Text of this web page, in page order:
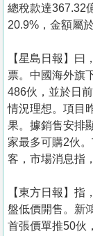
總稅款達367.32
20.9%，金額屬
【星島日報】
票。中國海外旗
486伙，並於日
情況理想。項目
果。據銷售安排
家最多可購2伙
客，市場消息指
【東方日報】
盤低價開售。新
首張價單推50伙